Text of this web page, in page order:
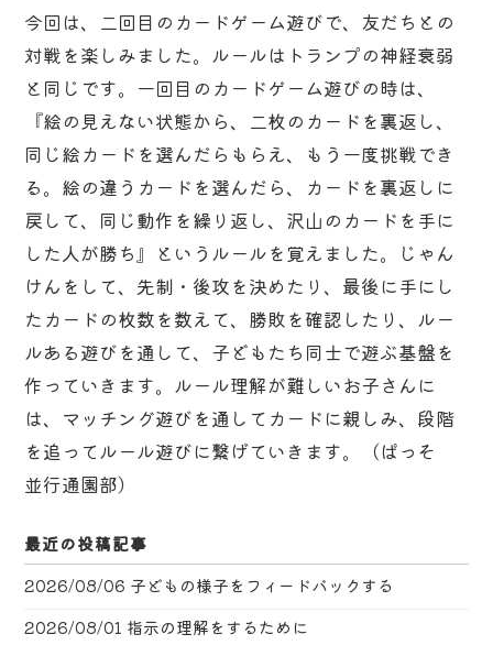
今回は、二回目のカードゲーム遊びで、友だちとの
対戦を楽しみました。ルールはトランプの神経衰弱
と同じです。一回目のカードゲーム遊びの時は、
『絵の見えない状態から、二枚のカードを裏返し、
同じ絵カードを選んだらもらえ、もう一度挑戦でき
る。絵の違うカードを選んだら、カードを裏返しに
戻して、同じ動作を繰り返し、沢山のカードを手に
した人が勝ち』というルールを覚えました。じゃん
けんをして、先制・後攻を決めたり、最後に手にし
たカードの枚数を数えて、勝敗を確認したり、ルー
ルある遊びを通して、子どもたち同士で遊ぶ基盤を
作っていきます。ルール理解が難しいお子さんに
は、マッチング遊びを通してカードに親しみ、段階
を追ってルール遊びに繋げていきます。（ぱっそ
並行通園部）
最近の投稿記事
2026/08/06 子どもの様子をフィードバックする
2026/08/01 指示の理解をするために